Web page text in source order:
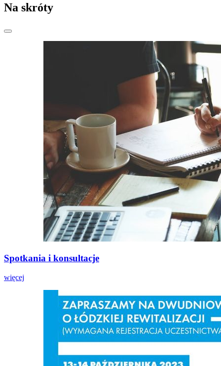
Na skróty
Spotkania i konsultacje
więcej